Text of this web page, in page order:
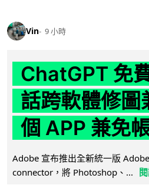
Vin 9 小時
ChatGPT 免
話跨軟體修圖
個 APP 兼免
Adobe 宣布推出全新統一版
connector，將 Photoshop、...